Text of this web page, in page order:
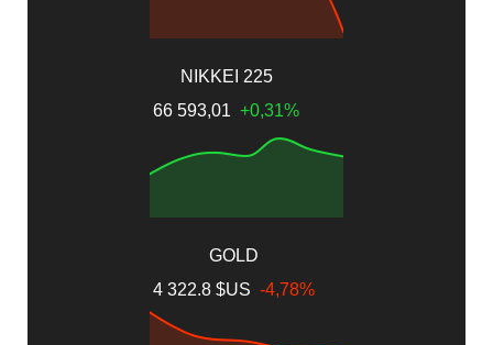
NIKKEI 225
66 593,01 +0,31%
GOLD
4 322.8 $US -4,78%